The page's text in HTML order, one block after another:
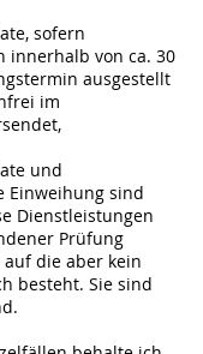
sofern
innerhalb von ca. 30
ausgestellt
im
und
Einweihung sind
Dienstleistungen
Prüfung
die aber kein
besteht. Sie sind